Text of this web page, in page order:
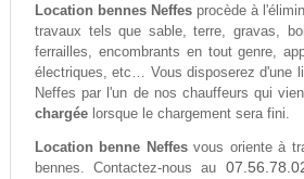
Location bennes Neffesprocède à
travaux tels que sable, terre, gravas,
ferrailles, encombrants en tout genre,
électriques, etc… Vous disposerez d'une
Neffes par l'un de nos chauffeurs qui
chargéelorsque le chargement sera fini.
Location benne Neffesvous oriente à
bennes. Contactez-nous au